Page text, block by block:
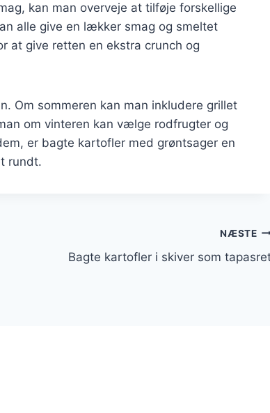
kan man overveje at tilføje forskellige
alle give en lækker smag og smeltet
at give retten en ekstra crunch og
Om sommeren kan man inkludere grillet
om vinteren kan vælge rodfrugter og
er bagte kartofler med grøntsager en
rundt.
NÆSTE
Bagte kartofler i skiver som